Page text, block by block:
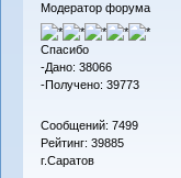
Модератор форума
Спасибо
-Дано: 38066
-Получено: 39773
Сообщений: 7499
Рейтинг: 39885
г.Саратов